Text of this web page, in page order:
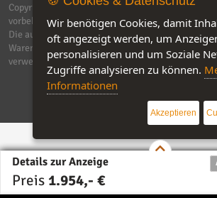
Details zur Anzeige
Preis 1.954,- €
Copyright © 2026ebiz-consult GmbH & Co. KG
vorbehalten.
Die auf dieser Seite verwendeten
Warenzeichen sind Eigentum der jeweiligen
verwendet Affiliat-Links, für dir wir Geld
Wir benötigen Cookies, damit
oft angezeigt werden, um
personalisieren und um Soziale
Zugriffe analysieren zu können.
Informationen
Akzeptieren